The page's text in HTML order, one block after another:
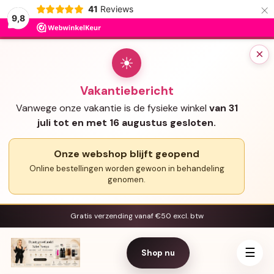
9,8
41 Reviews ×
×
☀
Vakantiebericht
Vanwege onze vakantie is de fysieke winkel van 31
juli tot en met 16 augustus gesloten.
Onze webshop blijft geopend
Online bestellingen worden gewoon in behandeling
genomen.
Gratis verzending vanaf €50 excl. btw
Shop nu ☰